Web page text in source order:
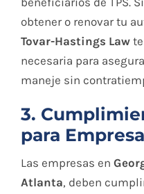
obtener o renovar tu
Tovar-Hastings Law
necesaria para
maneje sin
3.
para
Las empresas en
Atlanta, deben